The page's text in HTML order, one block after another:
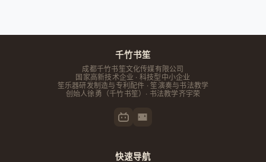
千竹书笙
成都千竹书笙文化传媒有限公司
国家高新技术企业 · 科技型中小企业
笙乐器研发制造与专利配件 · 笙演奏与书法教学
创始人徐勇 （千竹书笙）· 书法教学齐宇荣
快速导航